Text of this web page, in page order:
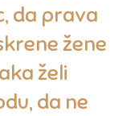
da prava
žene
želi
da ne